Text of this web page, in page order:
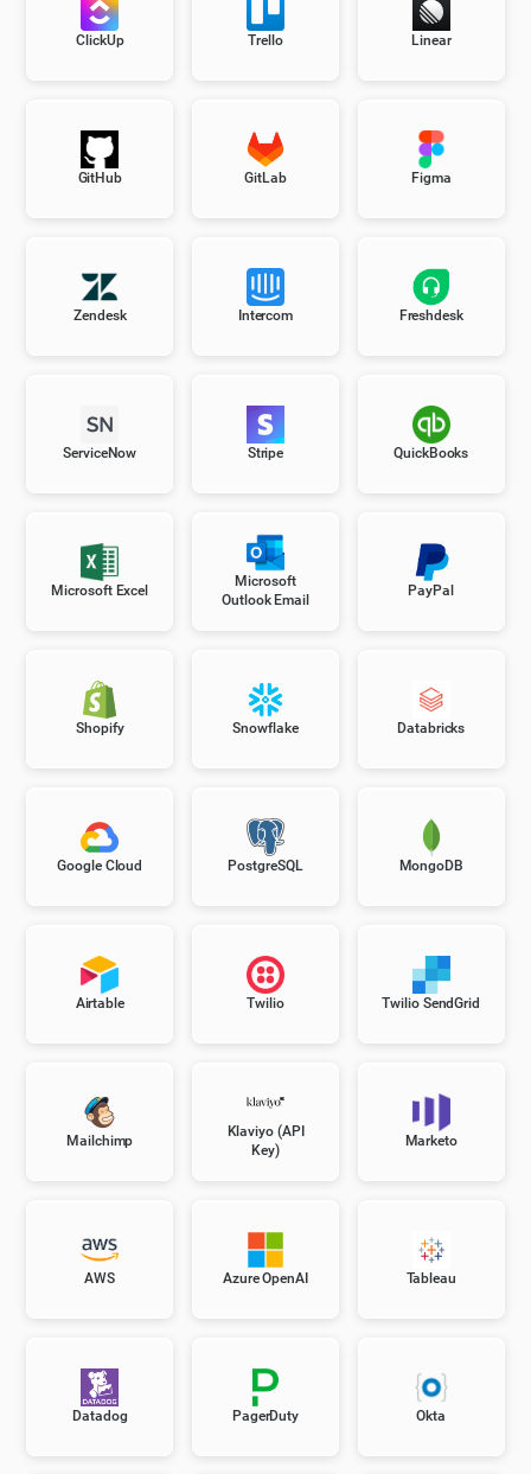
ClickUp Trello Linear
GitHub GitLab Figma
Zendesk Intercom Freshdesk
ServiceNow Stripe QuickBooks
Microsoft Excel
Microsoft
Outlook Email
PayPal
Shopify Snowflake Databricks
Google Cloud PostgreSQL MongoDB
Airtable Twilio Twilio SendGrid
Mailchimp
Klaviyo (API
Key)
Marketo
AWS Azure OpenAI Tableau
Datadog PagerDuty Okta